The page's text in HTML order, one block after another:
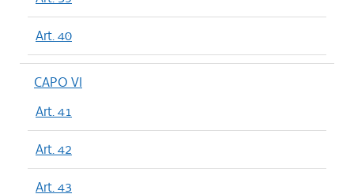
Art. 40
CAPO VI
Art. 41
Art. 42
Art. 43